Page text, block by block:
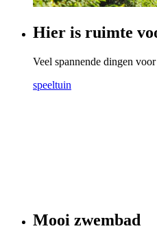
Hier is ruimte
Veel spannende dingen
speeltuin
Mooi zwembad